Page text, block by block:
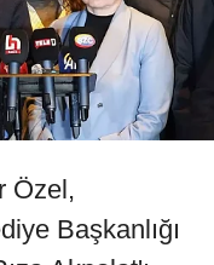
Özel,
Başkanlığı